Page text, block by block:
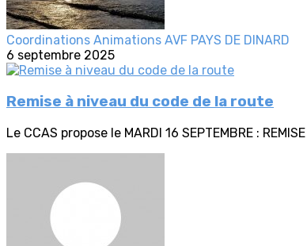
Coordinations Animations AVF PAYS DE DINARD
6 septembre 2025
Remise à niveau du code de la route
Le CCAS propose le MARDI 16 SEPTEMBRE :